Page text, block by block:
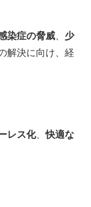
染症の脅威
少
解決に向け、経
レス化、快適な